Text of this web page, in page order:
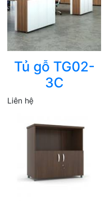
Tủ gỗ TG02-
3C
Liên hệ